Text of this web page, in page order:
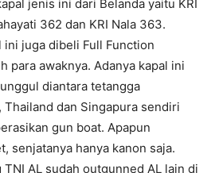
jenis ini dari Belanda yaitu KRI
362 dan KRI Nala 363.
ini juga dibeli Full Function
para awaknya. Adanya kapal ini
diantara tetangga
Thailand dan Singapura sendiri
gun boat. Apapun
senjatanya hanya kanon saja.
AL sudah outgunned AL lain di